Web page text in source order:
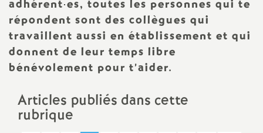
s
adhérent·es, toutes les personnes qui te
répondent sont des collègues qui
travaillent aussi en établissement et qui
donnent de leur temps libre
bénévolement pour t’aider.
Articles publiés dans cette
rubrique